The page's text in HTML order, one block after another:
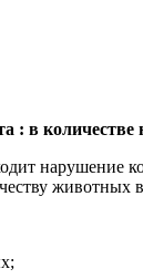
: в количестве
нарушение
животных